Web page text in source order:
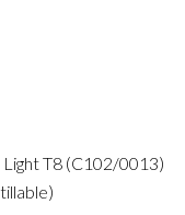
Light T8 (C102/0013)